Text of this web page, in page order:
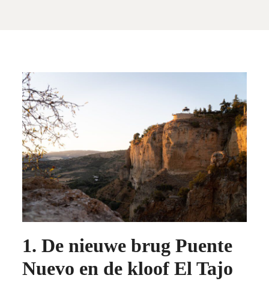
1. De nieuwe brug Puente
Nuevo en de kloof El Tajo